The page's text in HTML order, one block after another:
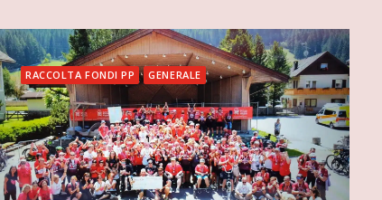
RACCOLTA FONDI PP GENERALE